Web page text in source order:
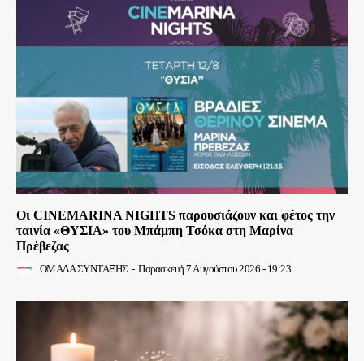
Οι CINEMARINA NIGHTS παρουσιάζουν και φέτος την
ταινία «ΘΥΣΙΑ» του Μπάμπη Τσόκα στη Μαρίνα
Πρέβεζας
ΟΜΑΔΑ ΣΥΝΤΑΞΗΣ - Παρασκευή 7 Αυγούστου 2026 - 19:23